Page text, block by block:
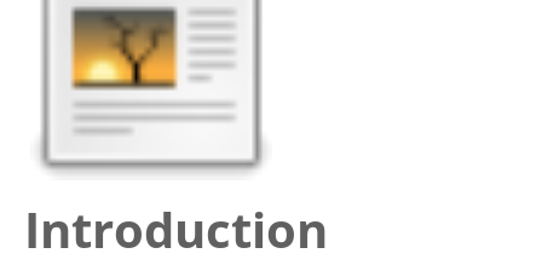
Introduction